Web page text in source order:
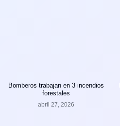
Bomberos trabajan en 3 incendios
forestales
abril 27, 2026